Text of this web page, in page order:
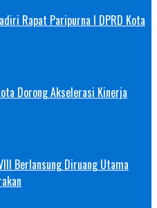
Rapat Paripurna I DPRD Kota
Dorong Akselerasi Kinerja
Berlansung Diruang Utama